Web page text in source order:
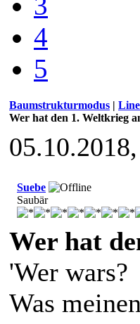
4
5
Baumstrukturmodus |
Wer hat den 1. Weltkrieg
Suebe
Saubär
Wer hat
'Wer wars?
Was